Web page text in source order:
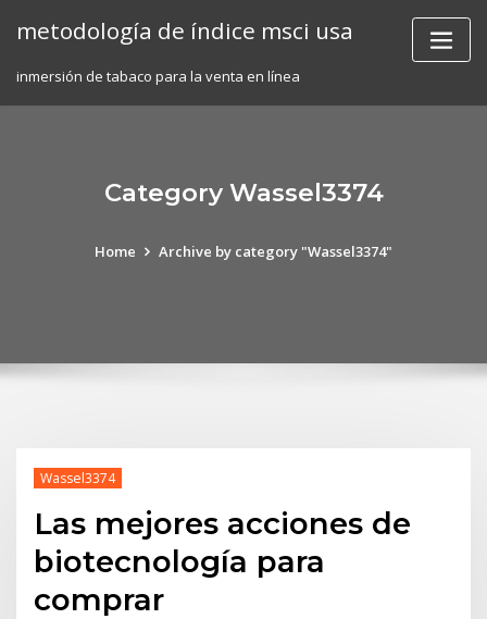
metodología de índice msci usa
inmersión de tabaco para la venta en línea
Category Wassel3374
Home Archive by category "Wassel3374"
Wassel3374
Las mejores acciones de
biotecnología para
comprar